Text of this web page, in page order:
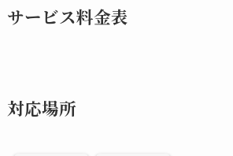
サービス料金表
対応場所